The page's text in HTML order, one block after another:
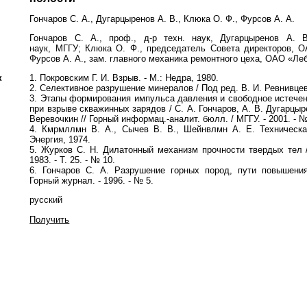
Гончаров С. А., Дугарцыренов А. В., Клюка О. Ф., Фурсов А. А.
Гончаров С. А., проф., д-р техн. наук, Дугарцыренов А.
наук, МГГУ; Клюка О. Ф., председатель Совета директоров,
Фурсов А. А., зам. главного механика ремонтного цеха, ОАО
1. Покровским Г. И. Взрыв. - М.: Недра, 1980.
2. Селективное разрушение минералов / Под ред. В. И.
3. Этапы формирования импульса давления и свободное
при взрыве скважинных зарядов / С. А. Гончаров, А. В.
Веревочкин // Горный информац.-аналит. бюлл. / МГГУ.- 2001.-
4. Кмрмллмн В. А., Сычев В. В., Шейнвлмн А. E.
Энергия, 1974.
5. Журков С. Н. Дилатонный механизм прочности твердых
1983. - Т. 25. - № 10.
6. Гончаров С. А. Разрушение горных пород, пути
Горный журнал.- 1996. - № 5.
русский
Получить